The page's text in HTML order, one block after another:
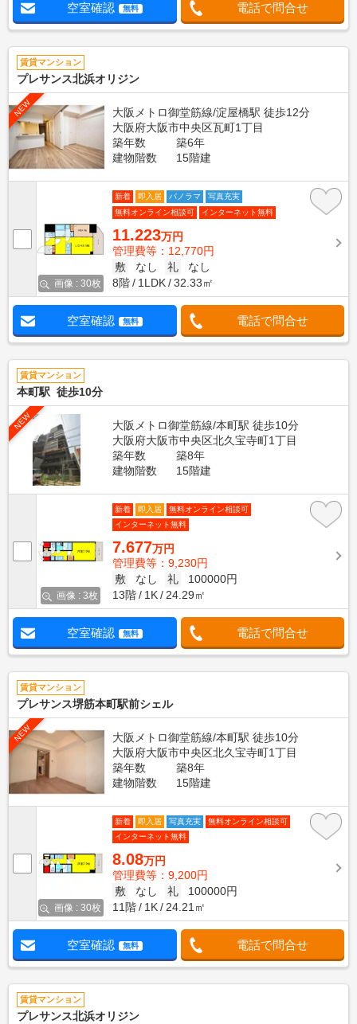
空室確認 無料 電話で問合せ
賃貸マンション
プレサンス北浜オリジン
NEW
大阪メトロ御堂筋線/淀屋橋駅 徒歩12分
大阪府大阪市中央区瓦町1丁目
築年数
築6年
建物階数
15階建
画像 : 30枚
新着 即入居 パノラマ
写真充実
無料オンライン相談可
インターネット無料
11.223万円
管理費等：12,770円
敷
なし 礼
なし
8階
1LDK 32.33㎡
空室確認 無料 電話で問合せ
賃貸マンション
本町駅 徒歩10分
NEW
大阪メトロ御堂筋線/本町駅 徒歩10分
大阪府大阪市中央区北久宝寺町1丁目
築年数
築8年
建物階数
15階建
画像 : 3枚
新着 即入居
無料オンライン相談可
インターネット無料
7.677万円
管理費等：9,230円
敷
なし 礼
100000円
13階
1K 24.29㎡
空室確認 無料 電話で問合せ
賃貸マンション
プレサンス堺筋本町駅前シェル
NEW
大阪メトロ御堂筋線/本町駅 徒歩10分
大阪府大阪市中央区北久宝寺町1丁目
築年数
築8年
建物階数
15階建
画像 : 30枚
新着 即入居 写真充実
無料オンライン相談可
インターネット無料
8.08万円
管理費等：9,200円
敷
なし 礼
100000円
11階
1K 24.21㎡
空室確認 無料 電話で問合せ
賃貸マンション
プレサンス北浜オリジン